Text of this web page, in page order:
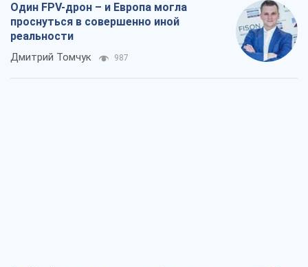
Один FPV-дрон – и Европа могла
проснуться в совершенно иной
реальности
Дмитрий Томчук 987